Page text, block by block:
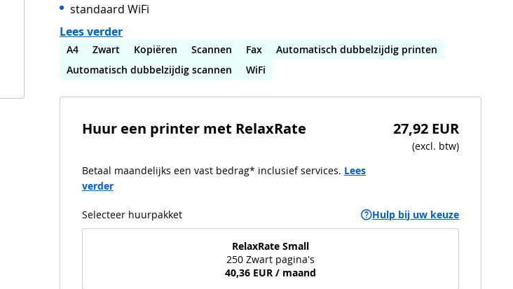
standaard WiFi
Lees verder
A4 Zwart Kopiëren Scannen Fax
Automatisch dubbelzijdig printen
Automatisch dubbelzijdig scannen
WiFi
Huur een printer met RelaxRate
Betaal maandelijks een vast bedrag* inclusief services. Lees
verder
27,92 EUR
(excl. btw)
Selecteer huurpakket Hulp bij uw keuze
RelaxRate Small
250 Zwart pagina's
40,36 EUR / maand